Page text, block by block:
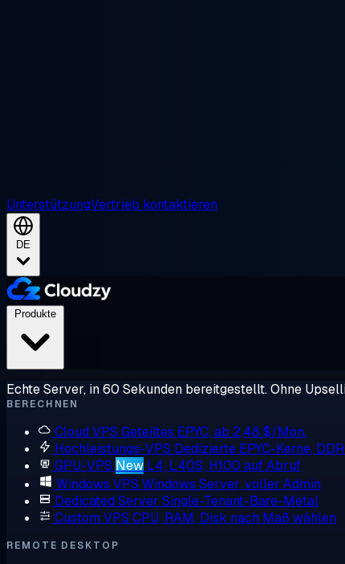
UnterstützungVertrieb kontaktieren
DE
Echte Server, in 60 Sekunden bereitgestellt. Ohne
BERECHNEN
Cloud VPS Geteiltes EPYC, ab 2,48 $/Mon.
Hochleistungs-VPS Dedizierte EPYC-Kerne,
GPU-VPS New L4, L40S, H100 auf Abruf
Windows VPS Windows Server, voller Admin
Dedicated Server Single-Tenant-Bare-Metal
Custom VPS CPU, RAM, Disk nach Maß wählen
REMOTE DESKTOP